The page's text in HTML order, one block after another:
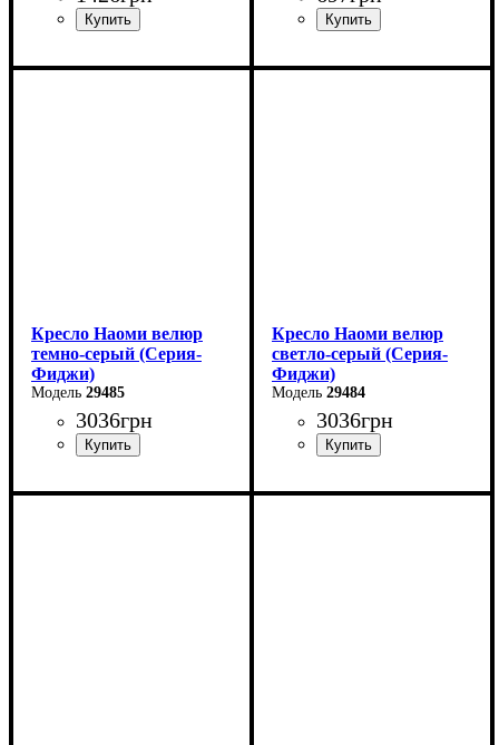
Ширина: 49 см
Кресло Наоми велюр
темно-серый (Серия-
Фиджи)
29485
3036грн
Ширина: 58 см
Кресло Наоми велюр
светло-серый (Серия-
Фиджи)
29484
3036грн
Ширина: 58 см